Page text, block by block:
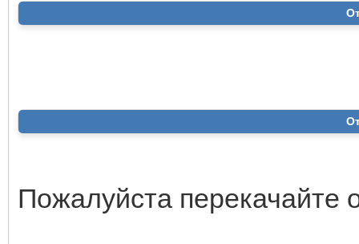
Пожалуйста перекачайте